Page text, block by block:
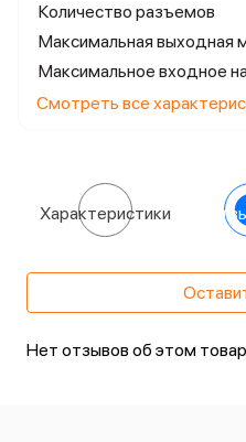
Количество разъемов
Максимальная выходная
Максимальное входное
Смотреть все
Характеристики
Нет отзывов об этом